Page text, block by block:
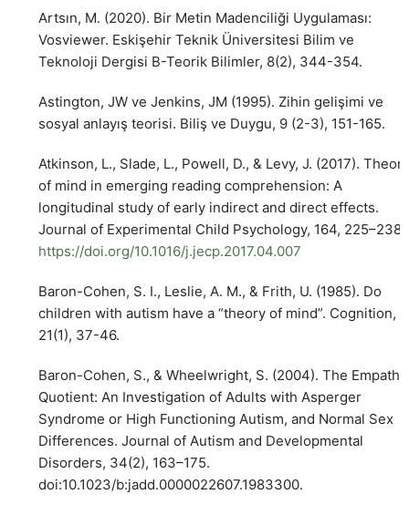
Artsın, M. (2020). Bir Metin Madenciliği Uygulaması:
Vosviewer. Eskişehir Teknik Üniversitesi Bilim ve
Teknoloji Dergisi B-Teorik Bilimler, 8(2), 344-354.
Astington, JW ve Jenkins, JM (1995). Zihin gelişimi ve
sosyal anlayış teorisi. Biliş ve Duygu, 9 (2-3), 151-165.
Atkinson, L., Slade, L., Powell, D., & Levy, J. (2017).
of mind in emerging reading comprehension: A
longitudinal study of early indirect and direct effects.
Journal of Experimental Child Psychology, 164, 225–238.
https://doi.org/10.1016/j.jecp.2017.04.007
Baron-Cohen, S. I., Leslie, A. M., & Frith, U. (1985). Do
children with autism have a “theory of mind”. Cognition,
21(1), 37-46.
Baron-Cohen, S., & Wheelwright, S. (2004). The Empathy
Quotient: An Investigation of Adults with Asperger
Syndrome or High Functioning Autism, and Normal Sex
Differences. Journal of Autism and Developmental
Disorders, 34(2), 163–175.
doi:10.1023/b:jadd.0000022607.1983300.